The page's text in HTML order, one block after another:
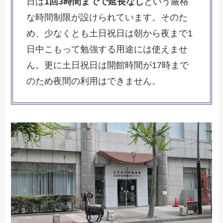
な時間制限が設けられています。そのた
め、少なくとも土日祝日は朝から夜まで1
日中こもって勉強する用途には使えませ
ん。更に土日祝日は開館時間が17時まで
のため夜間の利用はできません。